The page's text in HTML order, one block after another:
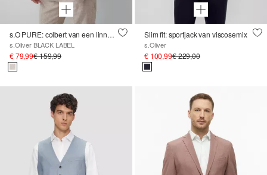
s.O PURE: colbert van een linnenmix
s.Oliver BLACK LABEL
€ 79,99€ 159,99
Slim fit: sportjack van viscosemix
s.Oliver
€ 100,99€ 229,00